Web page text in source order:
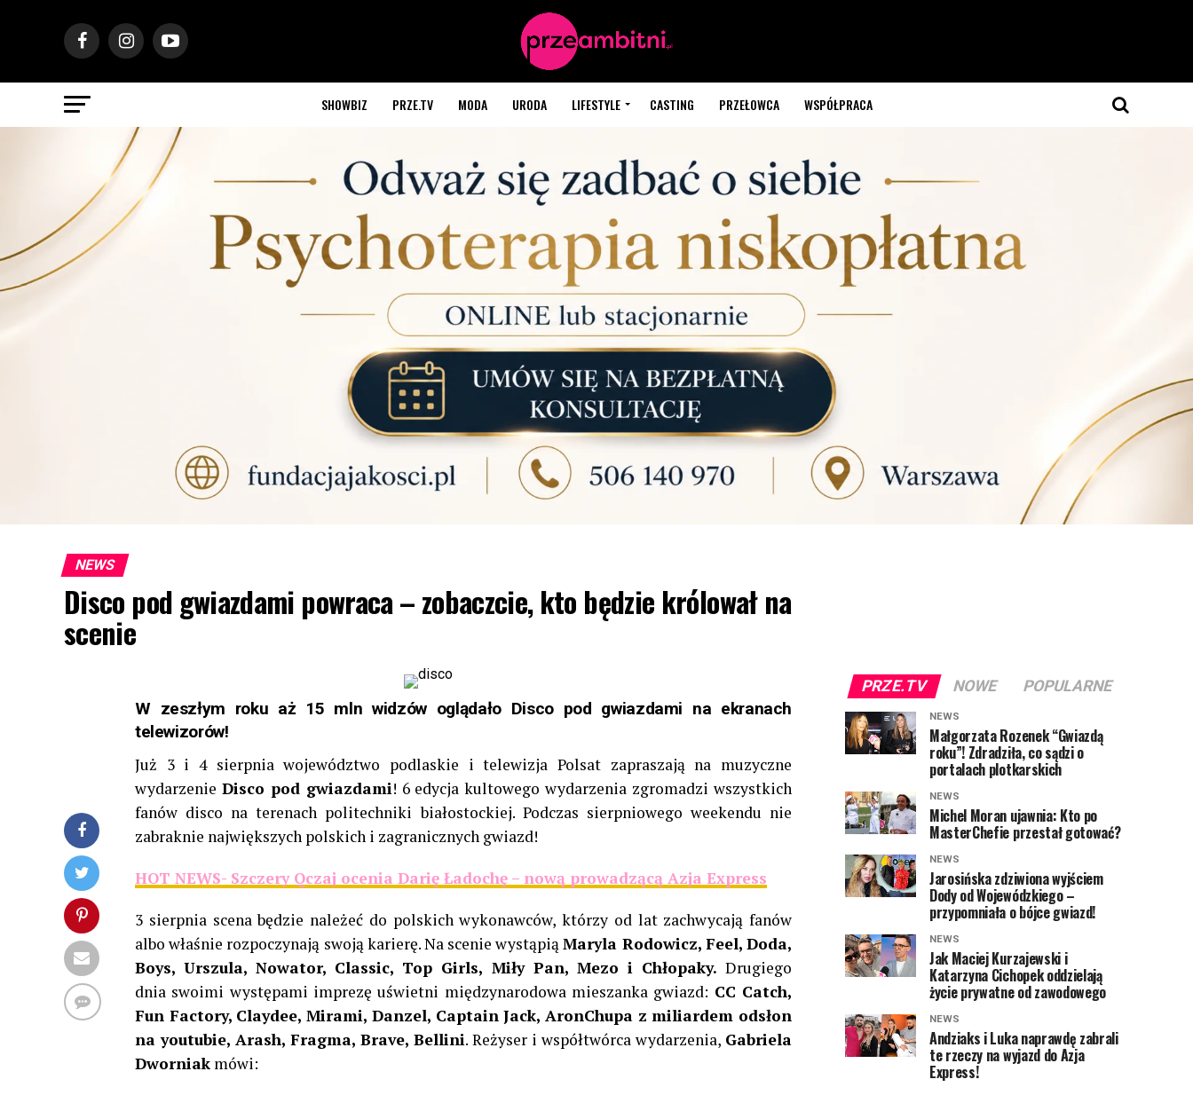
SHOWBIZ PRZE.TV MODA URODA LIFESTYLE CASTING PRZEŁOWCA WSPÓŁPRACA
NEWS
Disco pod gwiazdami powraca – zobaczcie, kto będzie królował na
scenie
W zeszłym roku aż 15 mln widzów oglądało Disco pod gwiazdami na ekranach
telewizorów!
Już 3 i 4 sierpnia województwo podlaskie i telewizja Polsat zapraszają na muzyczne
wydarzenie Disco pod gwiazdami! 6 edycja kultowego wydarzenia zgromadzi wszystkich
fanów disco na terenach politechniki białostockiej. Podczas sierpniowego weekendu nie
zabraknie największych polskich i zagranicznych gwiazd!
HOT NEWS- Szczery Qczaj ocenia Darię Ładochę – nową prowadzącą Azja Express
3 sierpnia scena będzie należeć do polskich wykonawców, którzy od lat zachwycają fanów
albo właśnie rozpoczynają swoją karierę. Na scenie wystąpiąMaryla Rodowicz, Feel, Doda,
Boys, Urszula, Nowator, Classic, Top Girls, Miły Pan, Mezo i Chłopaky. Drugiego
dnia swoimi występami imprezę uświetni międzynarodowa mieszanka gwiazd: CC Catch,
Fun Factory, Claydee, Mirami, Danzel, Captain Jack, AronChupa z miliardem odsłon
na youtubie, Arash, Fragma, Brave, Bellini. Reżyser i współtwórca wydarzenia, Gabriela
Dworniak mówi:
PRZE.TV NOWE POPULARNE
NEWS
Małgorzata Rozenek “Gwiazdą
roku”! Zdradziła, co sądzi o
portalach plotkarskich
NEWS
Michel Moran ujawnia: Kto po
MasterChefie przestał gotować?
NEWS
Jarosińska zdziwiona wyjściem
Dody od Wojewódzkiego –
przypomniała o bójce gwiazd!
NEWS
Jak Maciej Kurzajewski i
Katarzyna Cichopek oddzielają
życie prywatne od zawodowego
NEWS
Andziaks i Luka naprawdę zabrali
te rzeczy na wyjazd do Azja
Express!